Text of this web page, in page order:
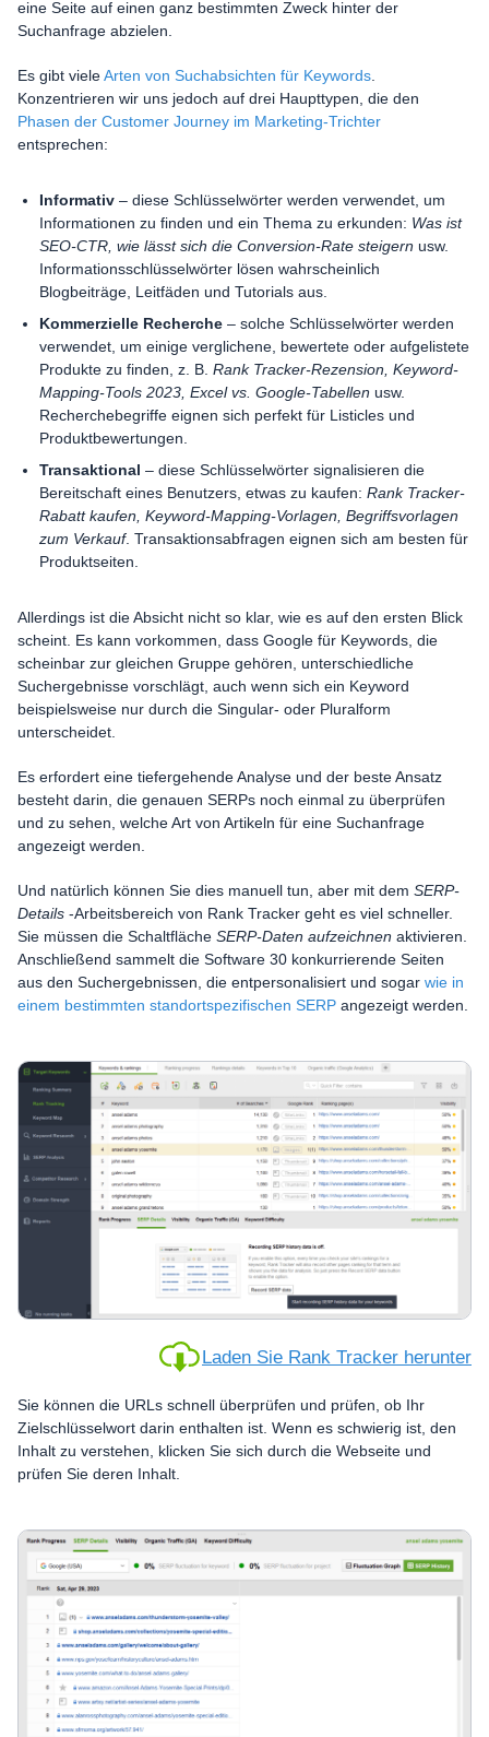
eine Seite auf einen ganz bestimmten Zweck hinter der
Suchanfrage abzielen.
Es gibt vieleArten von Suchabsichten für Keywords
Konzentrieren wir uns jedoch auf drei Haupttypen, die den
Phasen der Customer Journey im Marketing-Trichter
entsprechen:
Informativ – diese Schlüsselwörter werden verwendet, um
Informationen zu finden und ein Thema zu erkunden: Was ist
SEO-CTR, wie lässt sich die Conversion-Rate steigern usw.
Informationsschlüsselwörter lösen wahrscheinlich
Blogbeiträge, Leitfäden und Tutorials aus.
Kommerzielle Recherche – solche Schlüsselwörter werden
verwendet, um einige verglichene, bewertete oder aufgelistete
Produkte zu finden, z. B. Rank Tracker-Rezension, Keyword-
Mapping-Tools 2023, Excel vs. Google-Tabellen usw.
Recherchebegriffe eignen sich perfekt für Listicles und
Produktbewertungen.
Transaktional – diese Schlüsselwörter signalisieren die
Bereitschaft eines Benutzers, etwas zu kaufen: Rank Tracker-
Rabatt kaufen, Keyword-Mapping-Vorlagen, Begriffsvorlagen
zum Verkauf. Transaktionsabfragen eignen sich am besten für
Produktseiten.
Allerdings ist die Absicht nicht so klar, wie es auf den ersten Blick
scheint. Es kann vorkommen, dass Google für Keywords, die
scheinbar zur gleichen Gruppe gehören, unterschiedliche
Suchergebnisse vorschlägt, auch wenn sich ein Keyword
beispielsweise nur durch die Singular- oder Pluralform
unterscheidet.
Es erfordert eine tiefergehende Analyse und der beste Ansatz
besteht darin, die genauen SERPs noch einmal zu überprüfen
und zu sehen, welche Art von Artikeln für eine Suchanfrage
angezeigt werden.
Und natürlich können Sie dies manuell tun, aber mit dem SERP-
Details -Arbeitsbereich von Rank Tracker geht es viel schneller.
Sie müssen die Schaltfläche SERP-Daten aufzeichnen aktivieren.
Anschließend sammelt die Software 30 konkurrierende Seiten
aus den Suchergebnissen, die entpersonalisiert und sogar wie in
einem bestimmten standortspezifischen SERP angezeigt werden.
Laden Sie Rank Tracker herunter
Sie können die URLs schnell überprüfen und prüfen, ob Ihr
Zielschlüsselwort darin enthalten ist. Wenn es schwierig ist, den
Inhalt zu verstehen, klicken Sie sich durch die Webseite und
prüfen Sie deren Inhalt.